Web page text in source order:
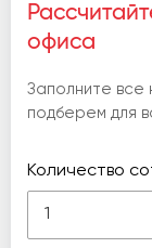
офиса
Заполните все
подберем для
Количество